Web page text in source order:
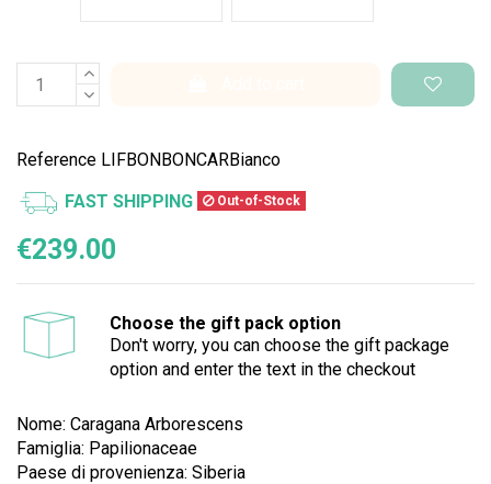
Reference LIFBONBONCARBianco
FAST SHIPPING Out-of-Stock
€239.00
Choose the gift pack option
Don't worry, you can choose the gift package
option and enter the text in the checkout
Nome: Caragana Arborescens
Famiglia: Papilionaceae
Paese di provenienza: Siberia